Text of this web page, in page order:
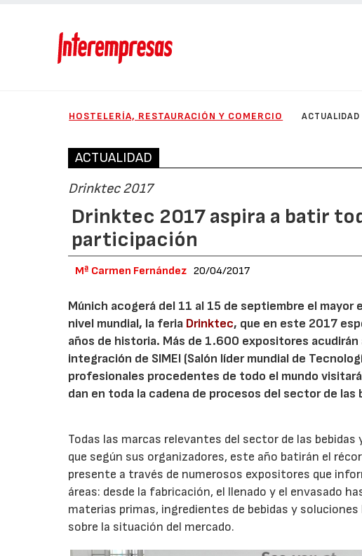
HOSTELERÍA, RESTAURACIÓN Y COMERCIO ACTUALIDAD
ACTUALIDAD
Drinktec 2017
Drinktec 2017 aspira a batir
participación
Mª Carmen Fernández 20/04/2017
Múnich acogerá del 11 al 15 de septiembre el
nivel mundial, la feria Drinktec, que en este 2017
años de historia. Más de 1.600 expositores
integración de SIMEI (Salón líder mundial de
profesionales procedentes de todo el mundo
dan en toda la cadena de procesos del sector de las
Todas las marcas relevantes del sector de las
que según sus organizadores, este año batirán el
presente a través de numerosos expositores que
áreas: desde la fabricación, el llenado y el envasado
materias primas, ingredientes de bebidas y
sobre la situación del mercado.
04/06/